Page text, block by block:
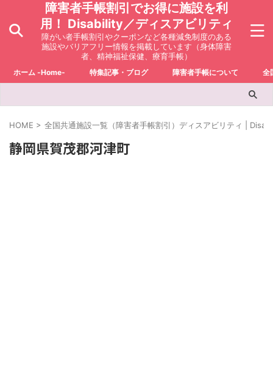
障害者手帳割引でお得に施設を利
用！ Disability／ディスアビリティ
障がい者手帳割引やクーポンなど各種減免制度のある
施設やバリアフリー情報を掲載しています（身体障害
者、精神福祉保健、療育手帳）
ホーム -Home- 特集記事・ブログ 障害者手帳について 全
HOME > 全国共通施設一覧（障害者手帳割引）ディスアビリティ |
静岡県賀茂郡河津町